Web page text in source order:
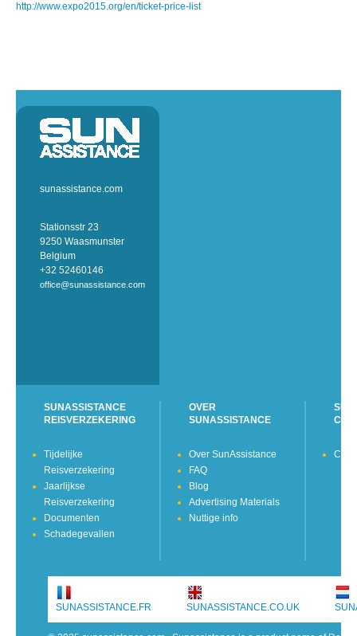
http://www.expo2015.org/en/ticket-price-list
sunassistance.com
Stationsstr 23
9250 Waasmunster
Belgium
+32 52460146
office@sunassistance.com
SUNASSISTANCE
REISVERZEKERING
Tijdelijke
Reisverzekering
Jaarlijkse
Reisverzekering
Documenten
Schadegevallen
OVER
SUNASSISTANCE
Over SunAssistance
FAQ
Blog
Advertising Materials
Nuttige info
SUNASSISTANCE.FR SUNASSISTANCE.CO.UK